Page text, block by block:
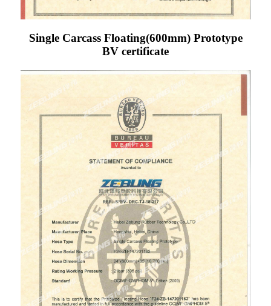
Single Carcass Floating(600mm) Prototype
BV certificate